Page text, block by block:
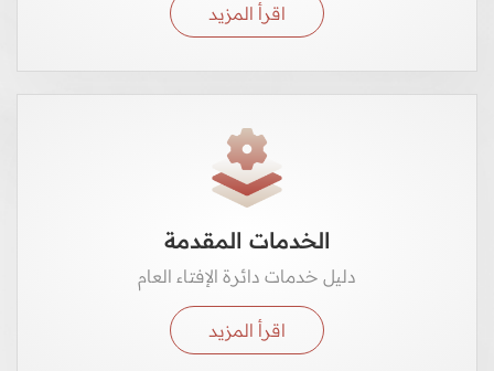
اقرأ المزيد
الخدمات المقدمة
دليل خدمات دائرة الإفتاء العام
اقرأ المزيد